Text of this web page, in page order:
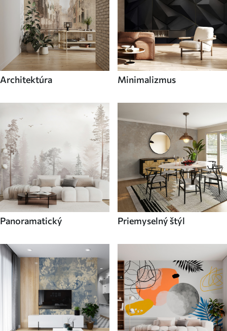
Architektúra Minimalizmus
Panoramatický Priemyselný štýl